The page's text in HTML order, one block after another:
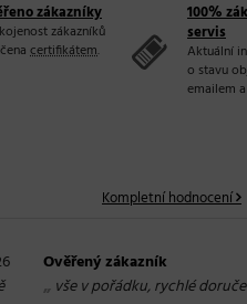
zákazníky
zákazníků
certifikátem.
100%
servis
Aktuální
o stavu
emailem a
Kompletní hodnocení
Ověřený zákazník
„ vše v pořádku, rychlé